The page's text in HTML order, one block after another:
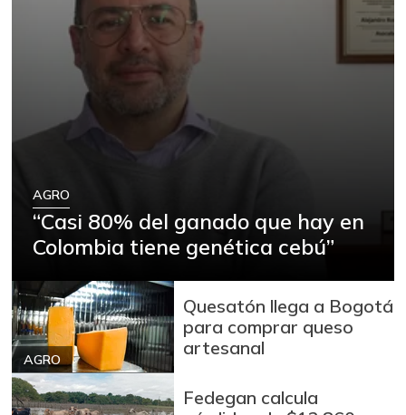
AGRO
“Casi 80% del ganado que hay en
Colombia tiene genética cebú”
AGRO
Quesatón llega a Bogotá
para comprar queso
artesanal
Fedegan calcula